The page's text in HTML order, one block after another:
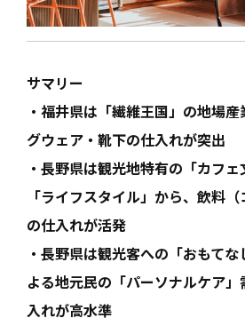
サマリー
・福井県は「繊維王国」の地場
グウェア・靴下の仕入れが突出
・長野県は観光地特有の「カフ
「ライフスタイル」から、飲料（
の仕入れが活発
・長野県は観光客への「おもて
よる地元民の「パーソナルケア
入れが高水準